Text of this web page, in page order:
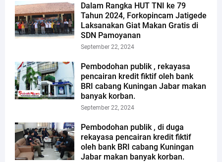
Dalam Rangka HUT TNI ke 79
Tahun 2024, Forkopincam Jatigede
Laksanakan Giat Makan Gratis di
SDN Pamoyanan
September 22, 2024
Pembodohan publik , rekayasa
pencairan kredit fiktif oleh bank
BRI cabang Kuningan Jabar makan
banyak korban.
September 22, 2024
Pembodohan publik , di duga
rekayasa pencairan kredit fiktif
oleh bank BRI cabang Kuningan
Jabar makan banyak korban.